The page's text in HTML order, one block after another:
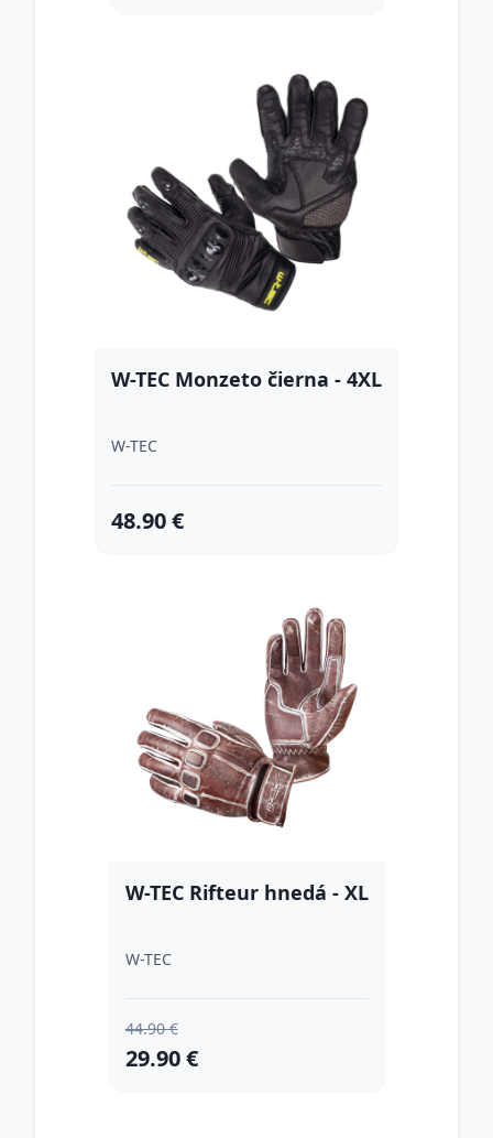
W-TEC Monzeto čierna - 4XL
W-TEC
48.90 €
W-TEC Rifteur hnedá - XL
W-TEC
44.90 €
29.90 €